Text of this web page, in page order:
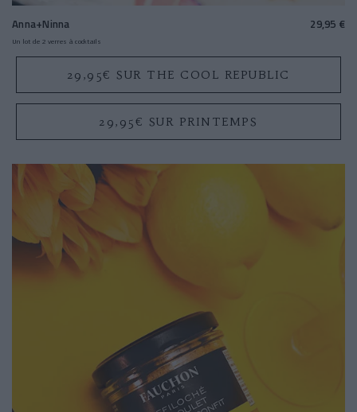
Anna+Ninna 29,95 €
Un lot de 2 verres à cocktails
29,95€ SUR THE COOL REPUBLIC
29,95€ SUR PRINTEMPS